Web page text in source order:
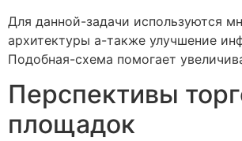
Для данной-задачи используются
архитектуры а-также улучшение
Подобная-схема помогает
Перспективы
площадок